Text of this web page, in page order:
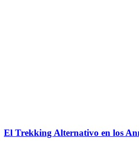
El Trekking Alternativo en los